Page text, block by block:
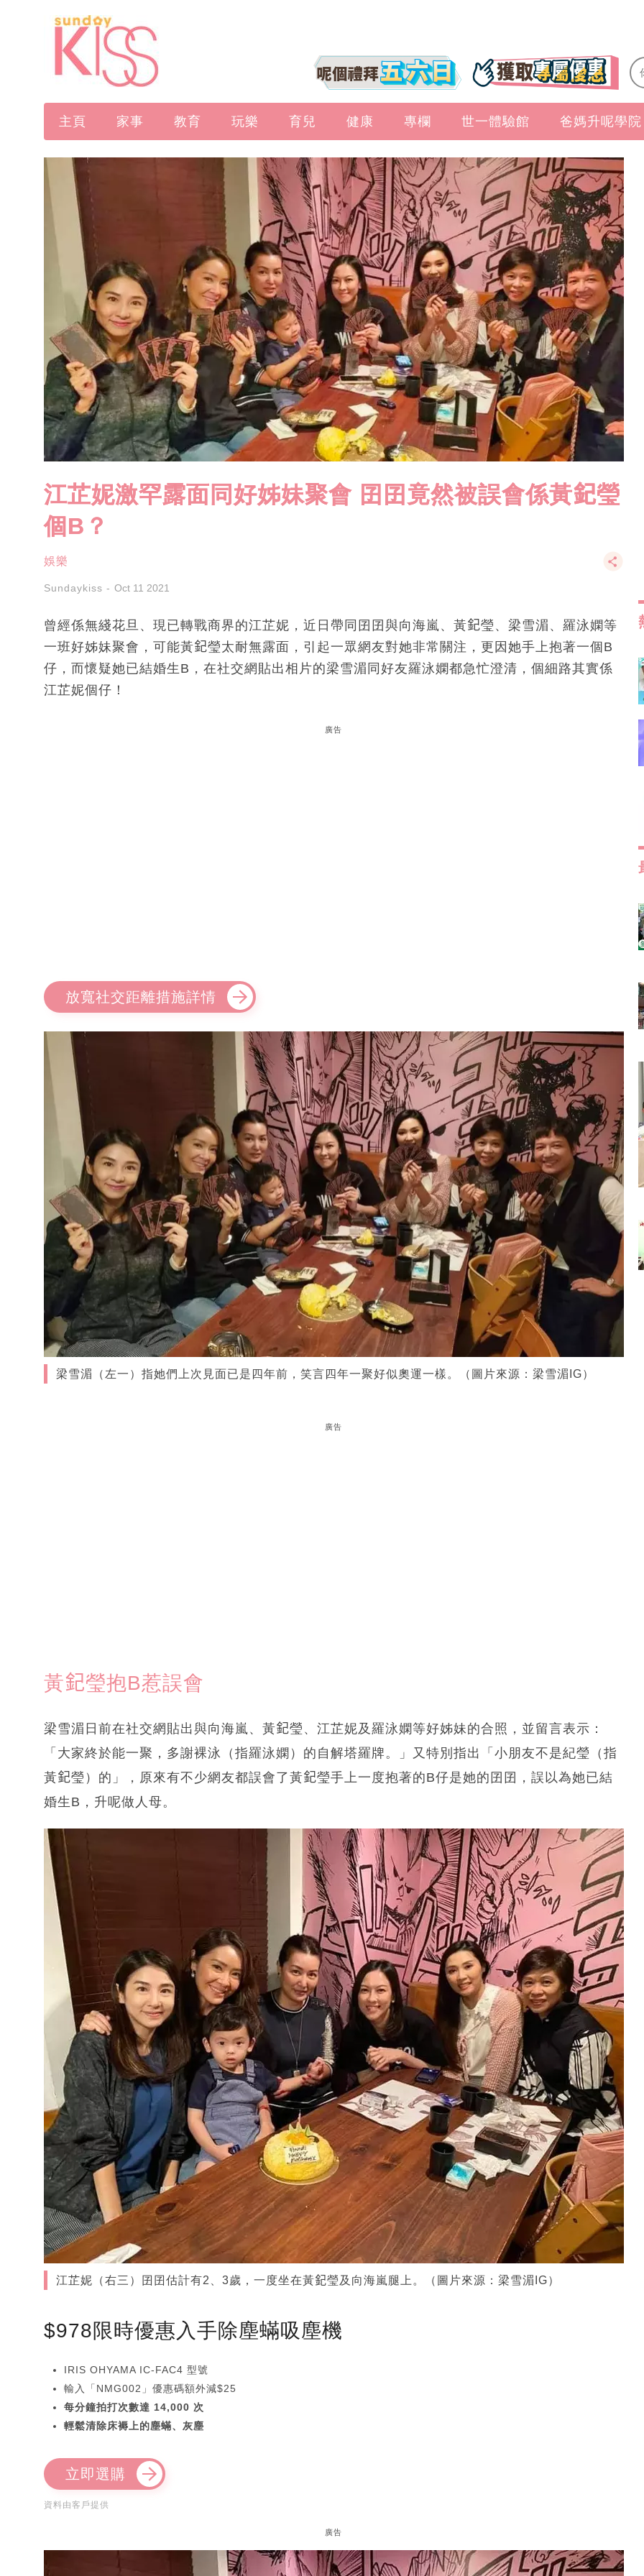
主頁 家事 教育 玩樂 育兒 健康 專欄 世一體驗館 爸媽升呢學院
江芷妮激罕露面同好姊妹聚會 囝囝竟然被誤會係黃𨥈瑩
個B？
娛樂
Sundaykiss Oct 11 2021
曾經係無綫花旦、現已轉戰商界的江芷妮，近日帶同囝囝與向海嵐、黃𨥈瑩、梁雪湄、羅泳嫻等
一班好姊妹聚會，可能黃𨥈瑩太耐無露面，引起一眾網友對她非常關注，更因她手上抱著一個B
仔，而懷疑她已結婚生B，在社交網貼出相片的梁雪湄同好友羅泳嫻都急忙澄清，個細路其實係
江芷妮個仔！
廣告
放寬社交距離措施詳情
梁雪湄（左一）指她們上次見面已是四年前，笑言四年一聚好似奧運一樣。（圖片來源：梁雪湄IG）
廣告
黃𨥈瑩抱B惹誤會
梁雪湄日前在社交網貼出與向海嵐、黃𨥈瑩、江芷妮及羅泳嫻等好姊妹的合照，並留言表示：
「大家終於能一聚，多謝裸泳（指羅泳嫻）的自解塔羅牌。」又特別指出「小朋友不是紀瑩（指
黃𨥈瑩）的」，原來有不少網友都誤會了黃𨥈瑩手上一度抱著的B仔是她的囝囝，誤以為她已結
婚生B，升呢做人母。
江芷妮（右三）囝囝估計有2、3歲，一度坐在黃𨥈瑩及向海嵐腿上。（圖片來源：梁雪湄IG）
$978限時優惠入手除塵蟎吸塵機
IRIS OHYAMA IC-FAC4 型號
輸入「NMG002」優惠碼額外減$25
每分鐘拍打次數達 14,000 次
輕鬆清除床褥上的塵蟎、灰塵
立即選購
資料由客戶提供
廣告